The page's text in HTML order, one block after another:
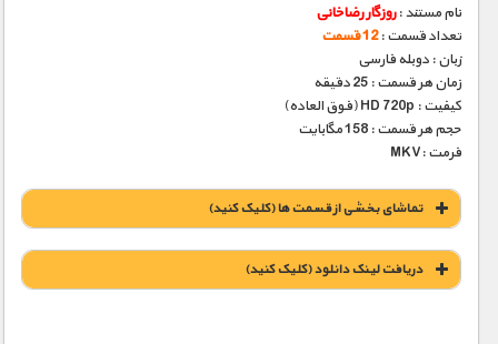
نام مستند :روزگار رضاخانی
تعداد قسمت :12 قسمت
زبان : دوبله فارسی
زمان هر قسمت : 25 دقیقه
کیفیت : HD 720p (فوق العاده)
حجم هر قسمت : 158 مگابایت
فرمت :MKV
تماشای بخشی از قسمت ها (کلیک کنید)
دریافت لينک دانلود (کليک کنيد)